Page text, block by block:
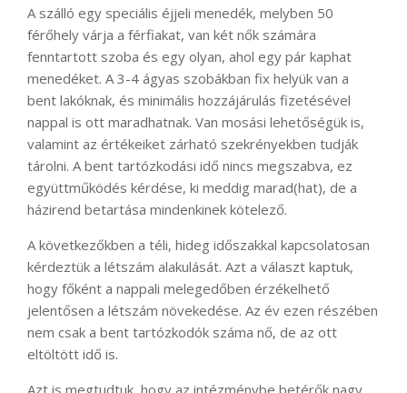
A szálló egy speciális éjjeli menedék, melyben 50
férőhely várja a férfiakat, van két nők számára
fenntartott szoba és egy olyan, ahol egy pár kaphat
menedéket. A 3-4 ágyas szobákban fix helyük van a
bent lakóknak, és minimális hozzájárulás fizetésével
nappal is ott maradhatnak. Van mosási lehetőségük is,
valamint az értékeiket zárható szekrényekben tudják
tárolni. A bent tartózkodási idő nincs megszabva, ez
együttműködés kérdése, ki meddig marad(hat), de a
házirend betartása mindenkinek kötelező.
A következőkben a téli, hideg időszakkal kapcsolatosan
kérdeztük a létszám alakulását. Azt a választ kaptuk,
hogy főként a nappali melegedőben érzékelhető
jelentősen a létszám növekedése. Az év ezen részében
nem csak a bent tartózkodók száma nő, de az ott
eltöltött idő is.
Azt is megtudtuk, hogy az intézménybe betérők nagy